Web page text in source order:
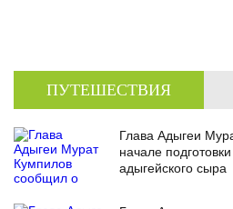
ПУТЕШЕСТВИЯ
Глава Адыгеи
начале
адыгейского сыра